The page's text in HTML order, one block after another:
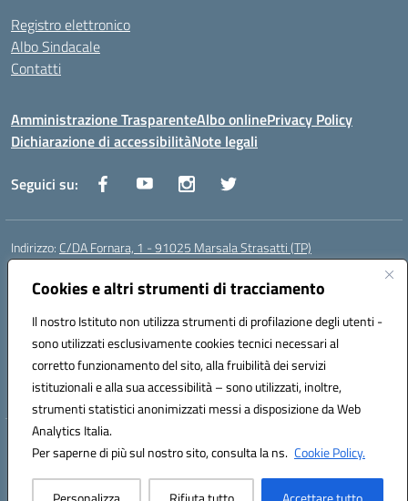
Cookies e altri strumenti di tracciamento
Il nostro Istituto non utilizza strumenti di profilazione degli utenti -
sono utilizzati esclusivamente cookies tecnici necessari al
corretto funzionamento del sito, alla fruibilità dei servizi
istituzionali e alla sua accessibilità – sono utilizzati, inoltre,
strumenti statistici anonimizzati messi a disposizione da Web
Analytics Italia.
Per saperne di più sul nostro sito, consulta la ns. Cookie Policy.
Registro elettronico
Albo Sindacale
Contatti
Amministrazione TrasparenteAlbo onlinePrivacy Policy
Dichiarazione di accessibilitàNote legali
Seguici su:
Indirizzo: C/DA Fornara, 1 - 91025 Marsala Strasatti (TP)
Centralino:
Posta elettronica certificata (PEC):tpic81600v@pec.istruzione.it
Codice fiscale: 82006360810
Codice meccanografico:TPIC81600V
Codice Indice delle Pubbliche Amministrazioni (IPA): istsc_tpic81600v
Codice unico di fatturazione (CUF): UFODYY
Hosting & Powered by 3D Solution S.r.l.
Concept & Design by Designers Italia